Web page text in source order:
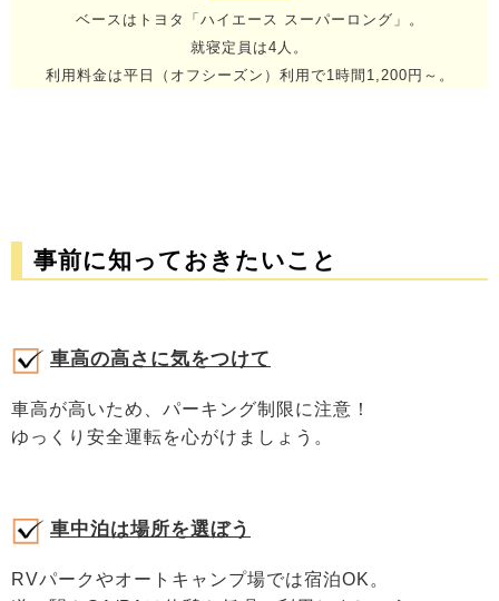
ベースはトヨタ「ハイエース スーパーロング」。
就寝定員は4人。
利用料金は平日（オフシーズン）利用で1時間1,200円～。
事前に知っておきたいこと
車高の高さに気をつけて
車高が高いため、パーキング制限に注意！
ゆっくり安全運転を心がけましょう。
車中泊は場所を選ぼう
RVパークやオートキャンプ場では宿泊OK。